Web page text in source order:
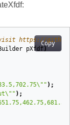
Copy
https://
pXfdf )
);
);